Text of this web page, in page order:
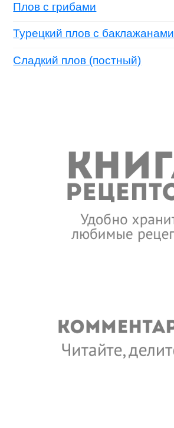
Плов с грибами
Турецкий плов с баклажанами
Сладкий плов (постный)